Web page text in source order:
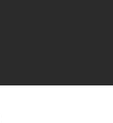
CCI/Janeth Rodriguez-Garcia/Dist.